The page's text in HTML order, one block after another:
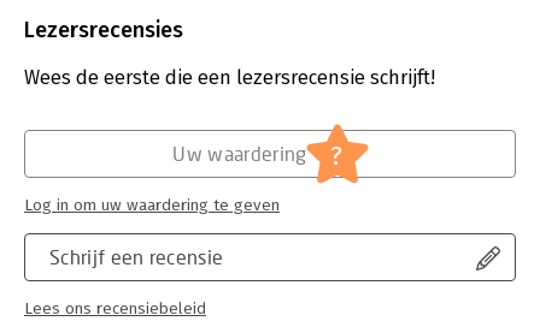
Grote letters en duidelijke schermafbeeldingen zorgen voor
plezier met Windows 11!
-Stap-voor-stap handleiding om zonder moeite met Windows 11
aan de slag te gaan.
-Leer werken met het nieuwe startmenu, instellingen en
internet.
-Ideaal voor senioren en iedereen die een toegankelijke
Windows 11-gids zoekt.
Trefwoorden: windows 11 senioren
Uitgever:
Verschijningsdatum:
28-5-2025
Computer en informatica
Lezersrecensies
Wees de eerste die een lezersrecensie schrijft!
Schrijf een recensie
Lees ons recensiebeleid
Uw waardering ?
Log in om uw waardering te geven